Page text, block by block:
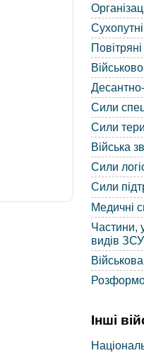
Сили
Сили
Війська
Сили
Сили
Медичні
Частини,
видів ЗСУ
Інші